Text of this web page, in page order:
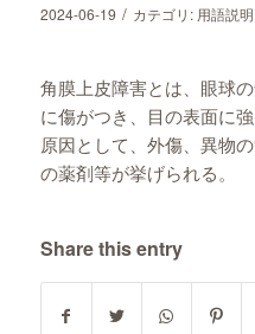
2024-06-19 / カテゴリ: 用語説明
角膜上皮障害とは、眼球
に傷がつき、目の表面に
原因として、外傷、異物
の薬剤等が挙げられる。
Share this entry